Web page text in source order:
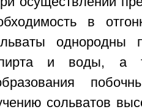
в
однородны
и воды, а
сольватов